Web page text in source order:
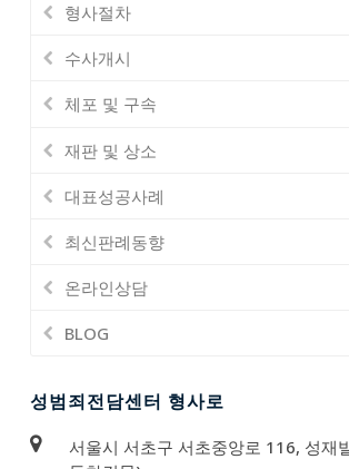
형사절차
수사개시
체포 및 구속
재판 및 상소
대표성공사례
최신판례동향
온라인상담
BLOG
성범죄전담센터 형사로
서울시 서초구 서초중앙로 116, 성재